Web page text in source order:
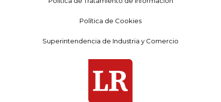
Política de Cookies
Superintendencia de Industria y Comercio